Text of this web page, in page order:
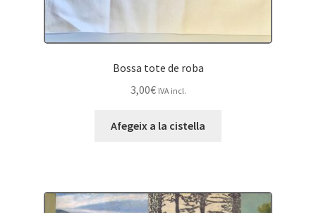
Bossa tote de roba
3,00€ IVA incl.
Afegeix a la cistella